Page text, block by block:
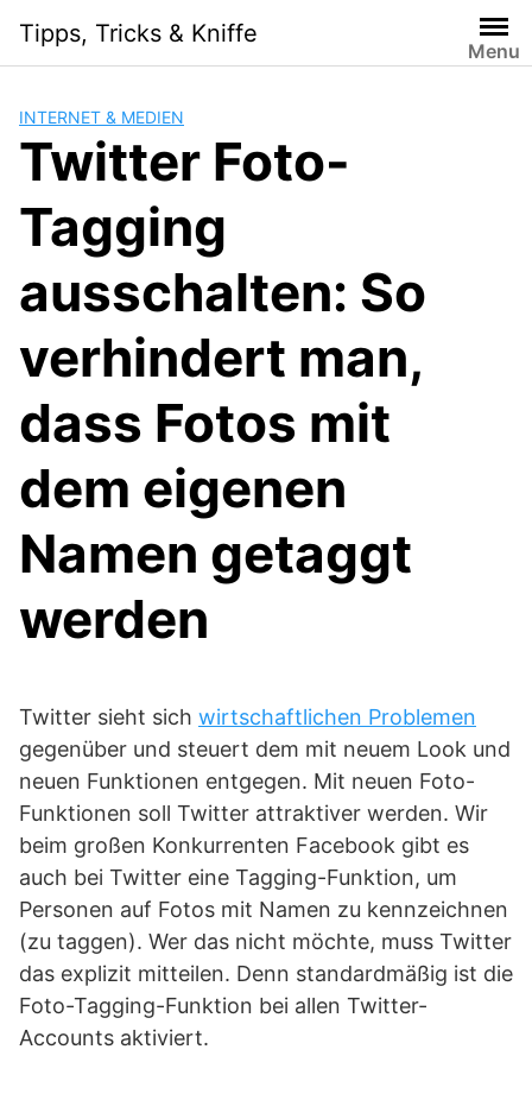
content
Tipps, Tricks & Kniffe
Menu
INTERNET & MEDIEN
Twitter Foto-
Tagging
ausschalten: So
verhindert man,
dass Fotos mit
dem eigenen
Namen getaggt
werden
Twitter sieht sich wirtschaftlichen Problemen
gegenüber und steuert dem mit neuem Look und
neuen Funktionen entgegen. Mit neuen Foto-
Funktionen soll Twitter attraktiver werden. Wir
beim großen Konkurrenten Facebook gibt es
auch bei Twitter eine Tagging-Funktion, um
Personen auf Fotos mit Namen zu kennzeichnen
(zu taggen). Wer das nicht möchte, muss Twitter
das explizit mitteilen. Denn standardmäßig ist die
Foto-Tagging-Funktion bei allen Twitter-
Accounts aktiviert.